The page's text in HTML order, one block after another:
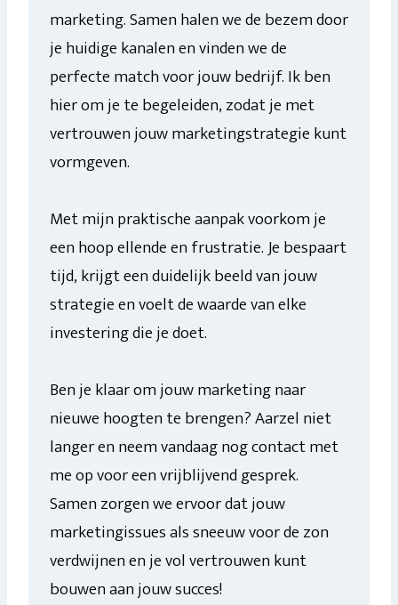
marketing. Samen halen we de bezem door
je huidige kanalen en vinden we de
perfecte match voor jouw bedrijf. Ik ben
hier om je te begeleiden, zodat je met
vertrouwen jouw marketingstrategie kunt
vormgeven.
Met mijn praktische aanpak voorkom je
een hoop ellende en frustratie. Je bespaart
tijd, krijgt een duidelijk beeld van jouw
strategie en voelt de waarde van elke
investering die je doet.
Ben je klaar om jouw marketing naar
nieuwe hoogten te brengen? Aarzel niet
langer en neem vandaag nog contact met
me op voor een vrijblijvend gesprek.
Samen zorgen we ervoor dat jouw
marketingissues als sneeuw voor de zon
verdwijnen en je vol vertrouwen kunt
bouwen aan jouw succes!